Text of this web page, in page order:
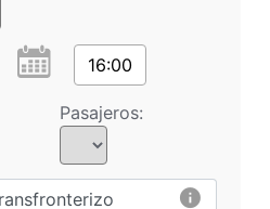
16:00
Pasajeros:
info